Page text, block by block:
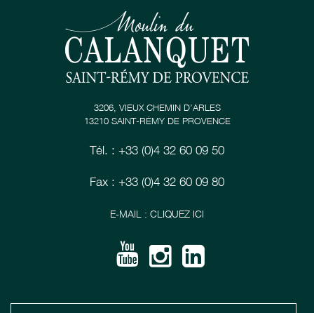
3206, VIEUX CHEMIN D’ARLES
13210 SAINT-RÉMY DE PROVENCE
Tél. : +33 (0)4 32 60 09 50
Fax : +33 (0)4 32 60 09 80
E-MAIL : CLIQUEZ ICI